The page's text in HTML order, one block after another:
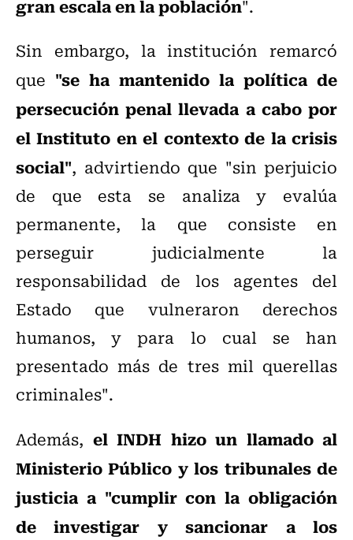
gran escala en la población".
Sin embargo, la institución remarcó
que "se ha mantenido la política de
persecución penal llevada a cabo por
el Instituto en el contexto de la crisis
social", advirtiendo que "sin perjuicio
de que esta se analiza y evalúa
permanente, la que consiste en
perseguir judicialmente la
responsabilidad de los agentes del
Estado que vulneraron derechos
humanos, y para lo cual se han
presentado más de tres mil querellas
criminales".
Además, el INDH hizo un llamado al
Ministerio Público y los tribunales de
justicia a "cumplir con la obligación
de investigar y sancionar a los